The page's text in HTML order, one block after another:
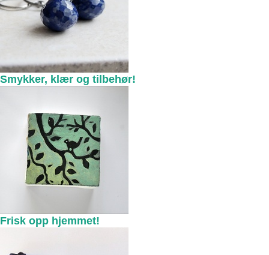
Smykker, klær og tilbehør!
Frisk opp hjemmet!